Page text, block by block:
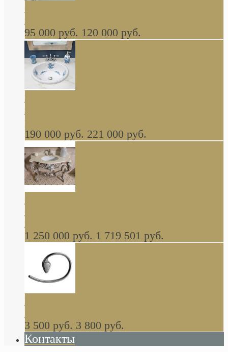
навесное КОМПЛЕКТ
95 000 руб. 120 000 руб.
Decorated Bathroom раковина овальная
встраиваемая для ванной с рисунком синяя
роза В НАЛИЧИИ
190 000 руб. 221 000 руб.
стиле барокко, из массива дерева, светло
коричневый матовый окрас + серебро
1 250 000 руб. 1 719 501 руб.
Khala Colombo аксессуары (серия) В
НАЛИЧИИ
3 500 руб. 3 800 руб.
Контакты